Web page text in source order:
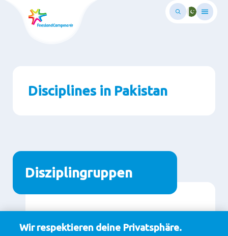
Disciplines in Pakistan
Disziplingruppen
Wir respektieren deine Privatsphäre.